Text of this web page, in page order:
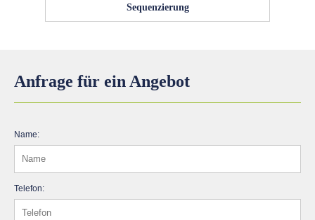
Sequenzierung
Anfrage für ein Angebot
Name:
Telefon: